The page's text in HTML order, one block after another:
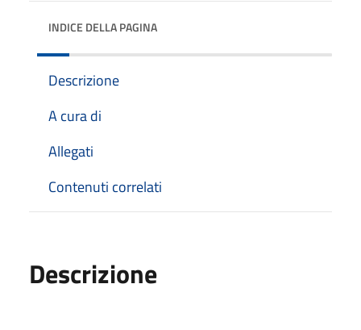
INDICE DELLA PAGINA
Descrizione
A cura di
Allegati
Contenuti correlati
Descrizione